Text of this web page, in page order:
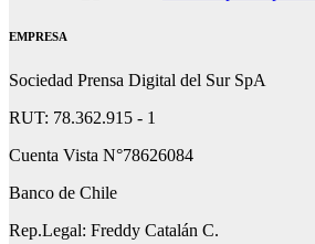
EMPRESA
Sociedad Prensa Digital del Sur SpA
RUT: 78.362.915 - 1
Cuenta Vista N°78626084
Banco de Chile
Rep.Legal: Freddy Catalán C.